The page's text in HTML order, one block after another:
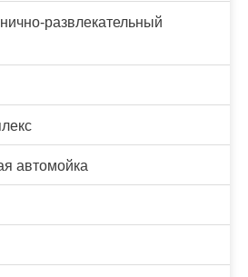
развлекательный
автомойка